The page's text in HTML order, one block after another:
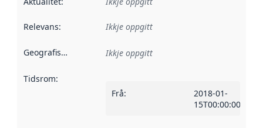
Relevans: Ikkje oppgitt
Geografisk område Ikkje oppgitt
Tidsrom:
Frå:
2018-01-
15T00:00:00Z